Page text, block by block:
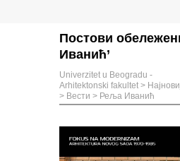
Постови
Иванић’
Univerzitet u Beogradu -
Arhitektonski fakultet >
> Вести > Реља Иванић